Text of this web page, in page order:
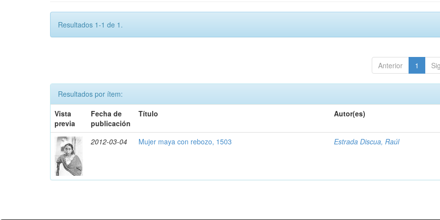
Resultados 1-1 de 1.
Anterior 1
Resultados por ítem:
Vista
previa
Fecha de
publicación
Título Autor(es)
2012-03-04 Mujer maya con rebozo, 1503 Estrada Discua, Raúl